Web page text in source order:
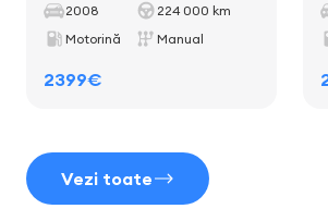
suporturi pentru cești
mânerul frânei de mână acoperit
2008
224 000 km
Motorină
Manual
2399€
Vezi toate